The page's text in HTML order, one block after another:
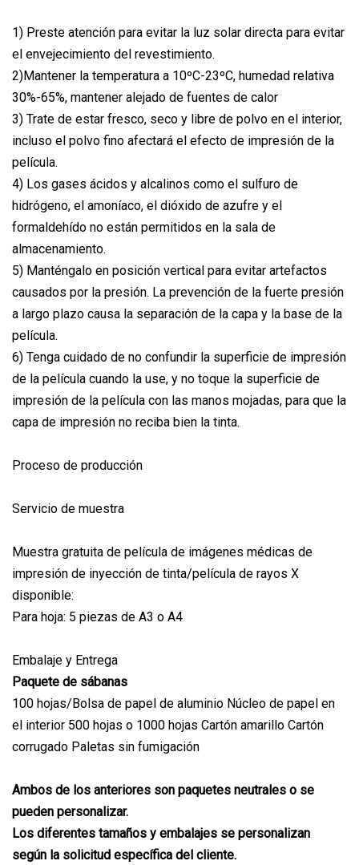
1) Preste atención para evitar la luz solar directa para evitar
el envejecimiento del revestimiento.
2)Mantener la temperatura a 10ºC-23ºC, humedad relativa
30%-65%, mantener alejado de fuentes de calor
3) Trate de estar fresco, seco y libre de polvo en el interior,
incluso el polvo fino afectará el efecto de impresión de la
película.
4) Los gases ácidos y alcalinos como el sulfuro de
hidrógeno, el amoníaco, el dióxido de azufre y el
formaldehído no están permitidos en la sala de
almacenamiento.
5) Manténgalo en posición vertical para evitar artefactos
causados ​​por la presión. La prevención de la fuerte presión
a largo plazo causa la separación de la capa y la base de la
película.
6) Tenga cuidado de no confundir la superficie de impresión
de la película cuando la use, y no toque la superficie de
impresión de la película con las manos mojadas, para que la
capa de impresión no reciba bien la tinta.
Proceso de producción
Servicio de muestra
Muestra gratuita de película de imágenes médicas de
impresión de inyección de tinta/película de rayos X
disponible:
Para hoja: 5 piezas de A3 o A4
Embalaje y Entrega
Paquete de sábanas
100 hojas/Bolsa de papel de aluminio Núcleo de papel en
el interior 500 hojas o 1000 hojas Cartón amarillo Cartón
corrugado Paletas sin fumigación
Ambos de los anteriores son paquetes neutrales o se
pueden personalizar.
Los diferentes tamaños y embalajes se personalizan
según la solicitud específica del cliente.